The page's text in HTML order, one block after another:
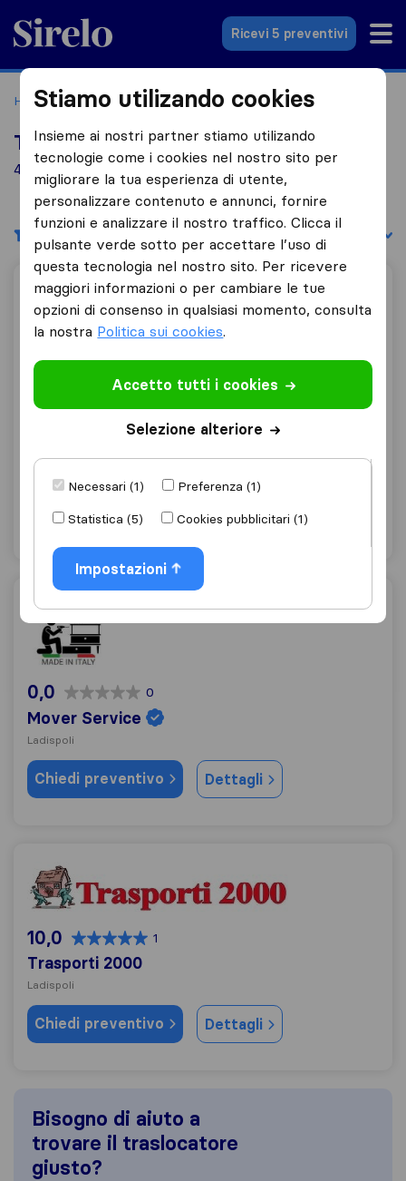
Sirelo.it
Ricevi 5 preventivi
Home Le 10 migliori aziende di traslochi in Italia
Top 10 traslocatori a Ladispoli
4 aziende di traslochi trovate a Ladispoli
Filtri Filtra per:
Sferrazza Traslochi Nazionali e Internazionali.
3
Sferrazza Traslochi Nazionali e Internazionali.
Chiedi preventivo Dettagli
Mover Service
0,0 0
Mover Service
Ladispoli
Chiedi preventivo Dettagli
Trasporti 2000
10,0 1
Trasporti 2000
Ladispoli
Chiedi preventivo Dettagli
Bisogno di aiuto a
trovare il traslocatore
giusto?
Stiamo utilizando cookies
Insieme ai nostri partner stiamo utilizando
tecnologie come i cookies nel nostro sito per
migliorare la tua esperienza di utente,
personalizzare contenuto e annunci, fornire
funzioni e analizzare il nostro traffico. Clicca il
pulsante verde sotto per accettare l’uso di
questa tecnologia nel nostro sito. Per ricevere
maggiori informazioni o per cambiare le tue
opzioni di consenso in qualsiasi momento, consulta
la nostra Politica sui cookies.
Accetto tutti i cookies
Selezione alteriore
Necessari (1)
Preferenza (1)
Statistica (5)
Cookies pubblicitari (1)
Impostazioni